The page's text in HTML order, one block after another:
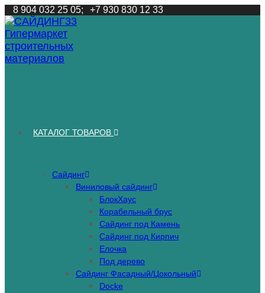
Перейти
к
содержимому
8 904 032 25 05; +7 930 830 12 33
КАТАЛОГ ТОВАРОВ
Сайдинг
Виниловый сайдинг
БлокХаус
Корабельный брус
Сайдинг под Камень
Сайдинг под Кирпич
Елочка
Под дерево
Сайдинг Фасадный/Цокольный
Docke